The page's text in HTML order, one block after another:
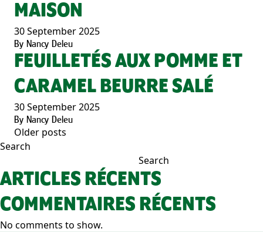
MAISON
30 September 2025
By Nancy Deleu
FEUILLETÉS AUX POMME ET
CARAMEL BEURRE SALÉ
30 September 2025
By Nancy Deleu
POSTS
NAVIGATION
Older posts
Search
Search
ARTICLES RÉCENTS
COMMENTAIRES RÉCENTS
No comments to show.